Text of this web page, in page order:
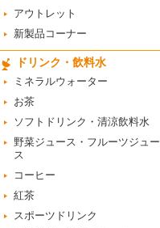
アウトレット
新製品コーナー
ドリンク・飲料水
ミネラルウォーター
お茶
ソフトドリンク・清涼飲料水
野菜ジュース・フルーツジュー
ス
コーヒー
紅茶
スポーツドリンク